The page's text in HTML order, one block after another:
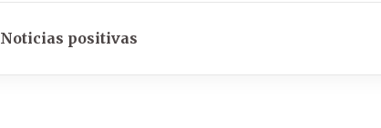
Noticias positivas